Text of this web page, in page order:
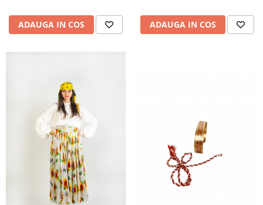
ADAUGA IN COS ADAUGA IN COS